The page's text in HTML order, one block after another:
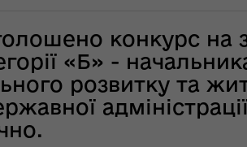
інтерв’ю із
заступником
голови ОДА Ігорем
Чуліпою для
«InsiderMedia».
ВІДЕО
конкурс на
«Б» -
розвитку та